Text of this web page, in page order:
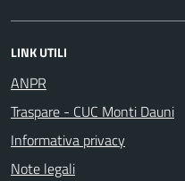
LINK UTILI
ANPR
Traspare - CUC Monti Dauni
Informativa privacy
Note legali